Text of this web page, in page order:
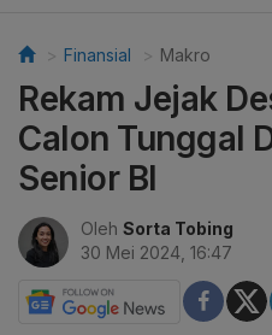
Finansial Makro
Rekam Jejak
Calon Tunggal
Senior BI
Oleh Sorta Tobing
30 Mei 2024, 16:47